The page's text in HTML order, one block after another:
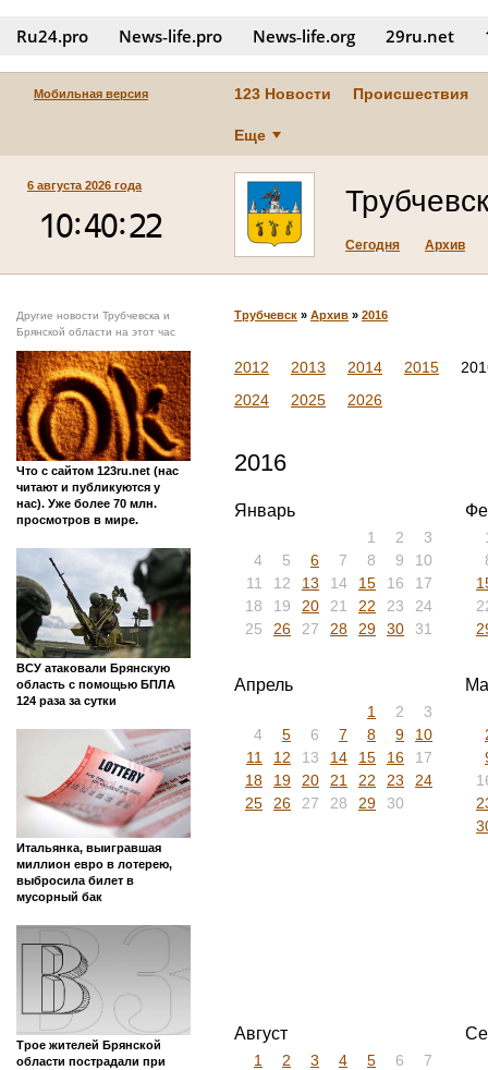
Ru24.pro News‑life.pro News‑life.org 29ru.net
Мобильная версия 123 Новости Происшествия
Еще
6 августа 2026 года Трубчевск
Сегодня Архив
Другие новости Трубчевска и
Брянской области на этот час
Что с сайтом 123ru.net (нас
читают и публикуются у
нас). Уже более 70 млн.
просмотров в мире.
ВСУ атаковали Брянскую
область с помощью БПЛА
124 раза за сутки
Итальянка, выигравшая
миллион евро в лотерею,
выбросила билет в
мусорный бак
Трое жителей Брянской
области пострадали при
Трубчевск » Архив » 2016
2012 2013 2014 2015
2024
2025 2026
2016
Январь
1 2
3
4
5 6 7 8 9
10
11
12 13 14 15 16
17
18
19 20 21 22 23
24
25
26 27 28 29 30 31
Апрель
1 2
3
4
5 6 7 8 9
10
11
12 13 14 15 16
17
18
19 20 21 22 23
24
25
26 27 28 29 30
Август
1 2 3 4 5 6
7